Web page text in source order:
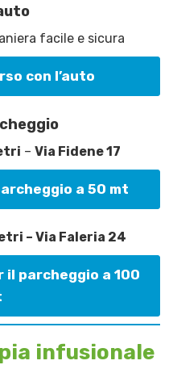
facile e sicura
con l’auto
– Via Fidene 17
a 50 mt
– Via Faleria 24
il parcheggio a 100
infusionale